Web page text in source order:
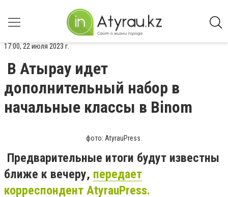
17:00, 22 июля 2023 г.
В Атырау идет
дополнительный набор в
начальные классы в Binom
фото: AtyrauPress.
Предварительные итоги будут известны
ближе к вечеру, передает
корреспондент AtyrauPress.